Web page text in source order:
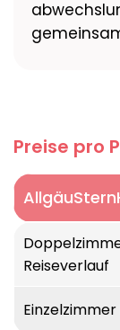
Preise pro
Reiseverlauf